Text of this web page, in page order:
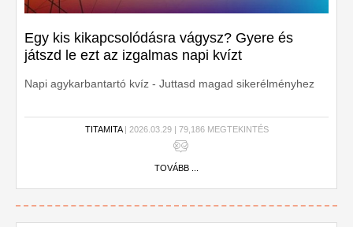
Egy kis kikapcsolódásra vágysz? Gyere és
játszd le ezt az izgalmas napi kvízt
Napi agykarbantartó kvíz - Juttasd magad sikerélményhez
TITAMITA| 2026.03.29 | 79,186 MEGTEKINTÉS
TOVÁBB ...